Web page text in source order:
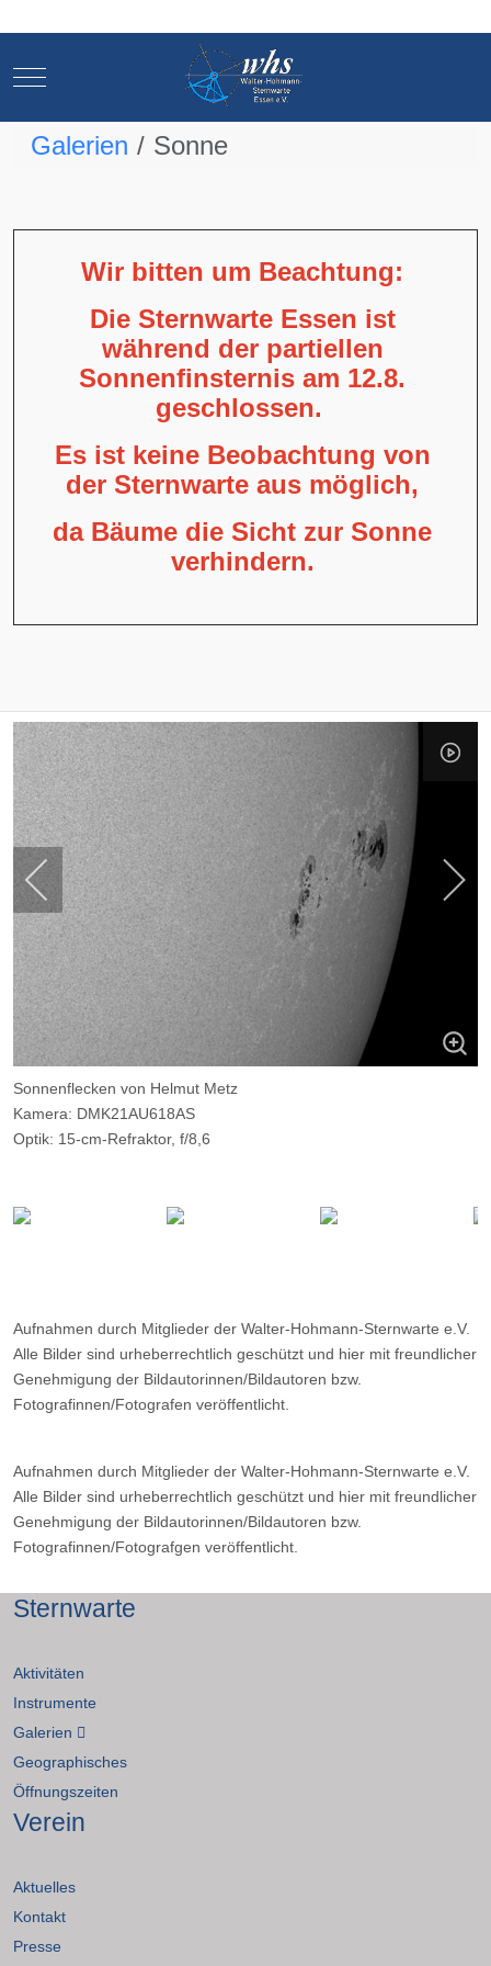
Mobile Menu Toggle
Galerien Sonne
Wir bitten um Beachtung:
Die Sternwarte Essen ist
während der partiellen
Sonnenfinsternis am 12.8.
geschlossen.
Es ist keine Beobachtung von
der Sternwarte aus möglich,
da Bäume die Sicht zur Sonne
verhindern.
Sonnenflecken von Helmut Metz
Kamera: DMK21AU618AS
Optik: 15-cm-Refraktor, f/8,6
Ort: WHS-Essen
Aufnahmen durch Mitglieder der Walter-Hohmann-Sternwarte e.V.
Alle Bilder sind urheberrechtlich geschützt und hier mit freundlicher
Genehmigung der Bildautorinnen/Bildautoren bzw.
Fotografinnen/Fotografen veröffentlicht.
Aufnahmen durch Mitglieder der Walter-Hohmann-Sternwarte e.V.
Alle Bilder sind urheberrechtlich geschützt und hier mit freundlicher
Genehmigung der Bildautorinnen/Bildautoren bzw.
Fotografinnen/Fotografgen veröffentlicht.
Sternwarte
Aktivitäten
Instrumente
Galerien
Geographisches
Öffnungszeiten
Verein
Aktuelles
Kontakt
Presse